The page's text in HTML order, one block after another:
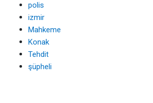
polis
izmir
Mahkeme
Konak
Tehdit
şüpheli